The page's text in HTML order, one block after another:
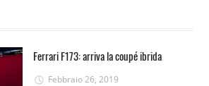
Ferrari F173: arriva la coupé ibrida
Febbraio 26, 2019